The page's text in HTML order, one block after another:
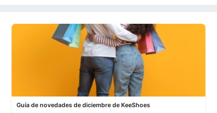
Guía de novedades de diciembre de KeeShoes